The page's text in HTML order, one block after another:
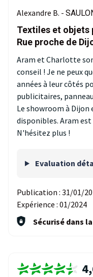
Alexandre B. -
Textiles et objets
Rue proche de
Aram et Charlotte
conseil ! Je ne peux
années à leur côtés
publicitaires,
Le showroom à
disponibles. Aram
N'hésitez plus !
Evaluation
Publication : 31/01/
Expérience : 01/2024
Sécurisé dans